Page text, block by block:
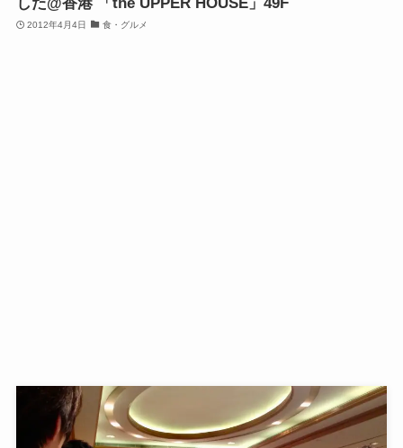
2012年4月4日 食・グルメ